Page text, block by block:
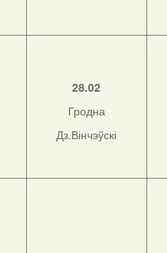
28.02
Гродна
Дз.Вінчэўскі